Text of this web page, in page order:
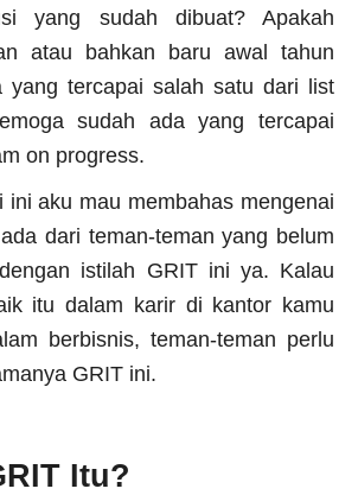
yang sudah dibuat? Apakah
atau bahkan baru awal tahun
yang tercapai salah satu dari list
sudah ada yang tercapai
on progress.
ini aku mau membahas mengenai
dari teman-teman yang belum
istilah GRIT ini ya. Kalau
itu dalam karir di kantor kamu
berbisnis, teman-teman perlu
GRIT ini.
Itu?